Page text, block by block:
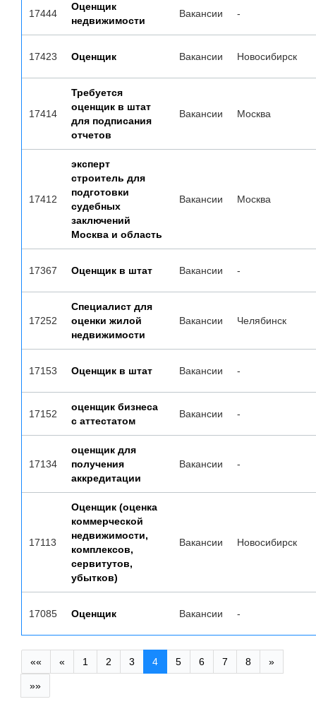
17444
Оценщик
недвижимости
Вакансии -
17423 Оценщик Вакансии Новосибирск
17414
Требуется
оценщик в штат
для подписания
отчетов
Вакансии Москва
17412
эксперт
строитель для
подготовки
судебных
заключений
Москва и область
Вакансии Москва
17367 Оценщик в штат Вакансии -
17252
Специалист для
оценки жилой
недвижимости
Вакансии Челябинск
17153 Оценщик в штат Вакансии -
17152
оценщик бизнеса
с аттестатом
Вакансии -
17134
оценщик для
получения
аккредитации
Вакансии -
17113
Оценщик (оценка
коммерческой
недвижимости,
комплексов,
сервитутов,
убытков)
Вакансии Новосибирск
17085 Оценщик Вакансии -
«« « 1 2 3 4 5 6 7 8 »
»»